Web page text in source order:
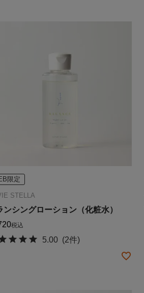
限定
STELLA
ンシングローション（化粧水）
税込
5.00 (2件)